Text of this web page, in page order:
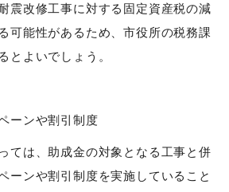
震改修工事に対する固定資産税の減
可能性があるため、市役所の税務課
とよいでしょう。
ーンや割引制度
ては、助成金の対象となる工事と併
ーンや割引制度を実施していること